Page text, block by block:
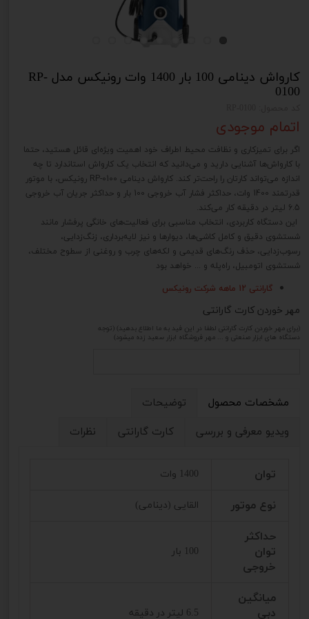
کارواش دینامی 100 بار 1400 وات رونیکس مدل RP-
0100
اتمام موجودی
اگر برای تمیزکاری و نظافت محیط اطراف خود اهمیت ویژه‌ای قائل هستید، حتما
با کارواش‌ها آشنایی دارید و می‌دانید که انتخاب یک کارواش استاندارد تا چه
اندازه می‌تواند کارتان را راحت‌تر کند. کارواش دینامی RP-0100 رونیکس، با موتور
قدرتمند 1400 وات، حداکثر فشار آب خروجی 100 بار و حداکثر جریان آب خروجی
6.5 لیتر در دقیقه کار می‌کند.
این دستگاه کاربردی، انتخاب مناسبی برای فعالیت‌های خانگی پرفشار مانند
شستشوی دقیق و کامل کاشی‌ها، دیوارها و نیز لایه‌برداری، زنگ‌زدایی،
رسوب‌زدایی، حذف رنگ‌های قدیمی و لکه‌های چرب و روغنی از سطوح مختلف،
شستشوی اتومبیل، راه‌پله و ... خواهد بود
گارانتی 12 ماهه شرکت رونیکس
مهر خوردن کارت گارانتی
(برای مهر خوردن کارت گارانتی لطفا در این فید به ما اطلاع بدهید) (توجه
دستگاه های ابزار صنعتی و ... مهر فروشگاه ابزار سعید زده میشود)
مشخصات محصول
توضیحات
ویدیو معرفی و بررسی
کارت گارانتی نظرات
توان 1400 وات
نوع موتور القایی (دینامی)
حداکثر
توان
خروجی
100 بار
میانگین
دبی
6.5 لیتر در دقیقه